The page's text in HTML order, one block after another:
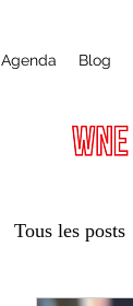
Agenda Blog
Tous les posts